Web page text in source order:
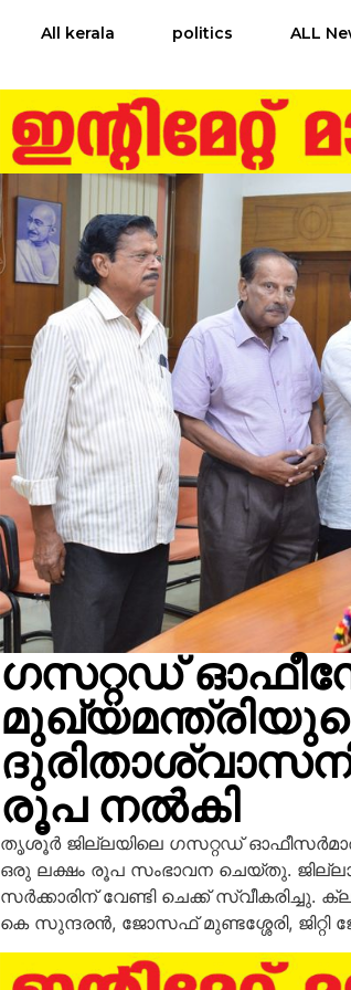
All kerala politics ALL
ഗസറ്റഡ്
രൂപ നൽകി
തൃശൂര്‍ ജില്ലയിലെ ഗസറ്റഡ്
ഒരു ലക്ഷം രൂപ സംഭാവന ചെയ്തു.
സര്‍ക്കാരിന് വേണ്ടി ചെക്ക്
കെ സുന്ദരന്‍, ജോസഫ് മുണ്ടശ്ശേരി,